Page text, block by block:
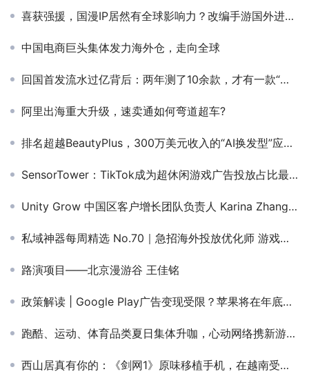
喜获强援，国漫IP居然有全球影响力？改编手游国外进畅销榜TOP3
中国电商巨头集体发力海外仓，走向全球
回国首发流水过亿背后：两年测了10余款，才有一款“跑出来”
阿里出海重大升级，速卖通如何弯道超车?
排名超越BeautyPlus，300万美元收入的“AI换发型”应用爆火美国
SensorTower：TikTok成为超休闲游戏广告投放占比最大平台
Unity Grow 中国区客户增长团队负责人 Karina Zhang确认担任GAME ON!游戏产业出海峰会演讲嘉宾
私域神器每周精选 No.70｜急招海外投放优化师 游戏发行寻独代合作
路演项目——北京漫游谷 王佳铭
政策解读 | Google Play广告变现受限？苹果将在年底推出新广告位
跑酷、运动、体育品类夏日集体升咖，心动网络携新游重新杀入出榜丨六月榜单解读
西山居真有你的：《剑网1》原味移植手机，在越南受追捧 | 东南亚出海秀